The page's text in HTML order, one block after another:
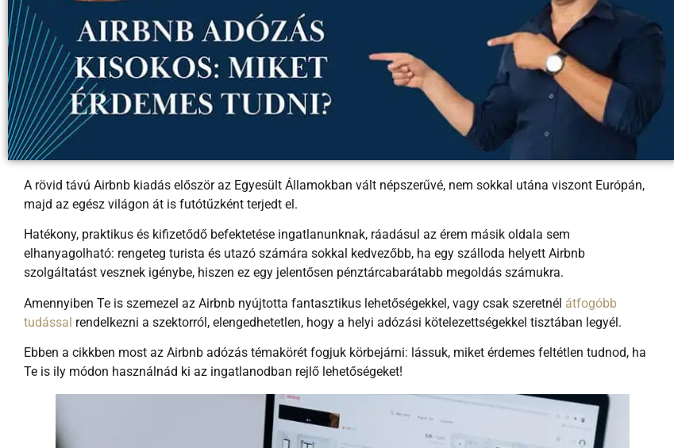
A rövid távú Airbnb kiadás először az Egyesült Államokban vált népszerűvé, nem sokkal utána viszont Európán,
majd az egész világon át is futótűzként terjedt el.
Hatékony, praktikus és kifizetődő befektetése ingatlanunknak, ráadásul az érem másik oldala sem
elhanyagolható: rengeteg turista és utazó számára sokkal kedvezőbb, ha egy szálloda helyett Airbnb
szolgáltatást vesznek igénybe, hiszen ez egy jelentősen pénztárcabarátabb megoldás számukra.
Amennyiben Te is szemezel az Airbnb nyújtotta fantasztikus lehetőségekkel, vagy csak szeretnél átfogóbb
tudással rendelkezni a szektorról, elengedhetetlen, hogy a helyi adózási kötelezettségekkel tisztában legyél.
Ebben a cikkben most az Airbnb adózás témakörét fogjuk körbejárni: lássuk, miket érdemes feltétlen tudnod, ha
Te is ily módon használnád ki az ingatlanodban rejlő lehetőségeket!